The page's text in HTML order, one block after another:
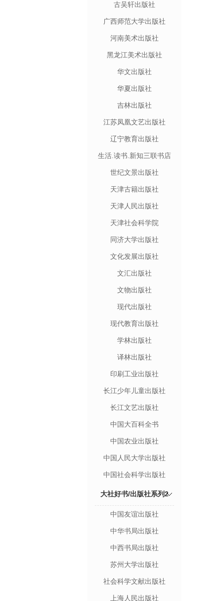
古吴轩出版社
广西师范大学出版社
河南美术出版社
黑龙江美术出版社
华文出版社
华夏出版社
吉林出版社
江苏凤凰文艺出版社
辽宁教育出版社
生活.读书.新知三联书店
世纪文景出版社
天津古籍出版社
天津人民出版社
天津社会科学院
同济大学出版社
文化发展出版社
文汇出版社
文物出版社
现代出版社
现代教育出版社
学林出版社
译林出版社
印刷工业出版社
长江少年儿童出版社
长江文艺出版社
中国大百科全书
中国农业出版社
中国人民大学出版社
中国社会科学出版社
大社好书/出版社系列2
中国友谊出版社
中华书局出版社
中西书局出版社
苏州大学出版社
社会科学文献出版社
上海人民出版社